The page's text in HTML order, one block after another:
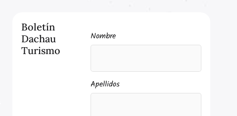
Boletín
Dachau
Turismo
Nombre
Apellidos